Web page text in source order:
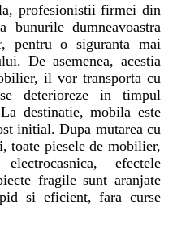
profesionistii firmei din
dumneavoastra
pentru o siguranta mai
De asemenea, acestia
il vor transporta cu
deterioreze in timpul
destinatie, mobila este
initial. Dupa mutarea cu
toate piesele de mobilier,
efectele
fragile sunt aranjate
si eficient, fara curse